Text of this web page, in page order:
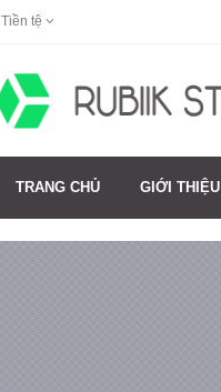
Tiền tệ
TRANG CHỦ GIỚI THIỆU